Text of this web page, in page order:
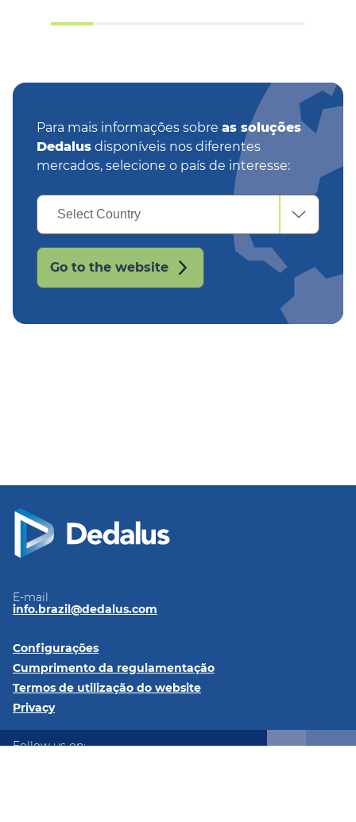
Para mais informações sobre as soluções
Dedalus disponíveis nos diferentes
mercados, selecione o país de interesse:
Select
Country
Select Country
Go to the website
E-mail
info.brazil@dedalus.com
Configurações
Cumprimento da regulamentação
Termos de utilização do website
Privacy
Follow us on: